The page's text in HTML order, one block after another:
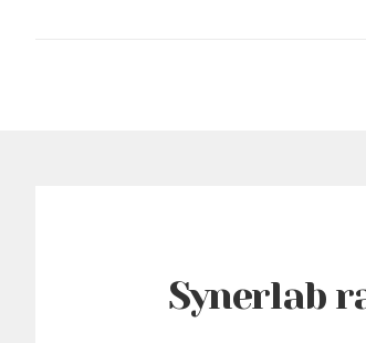
Synerlab